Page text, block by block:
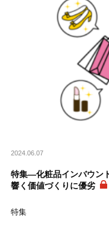
2024.06.07
特集―化粧品インバウン
響く価値づくりに優劣
特集